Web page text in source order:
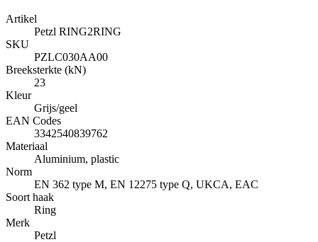
Artikel
Petzl RING2RING
SKU
PZLC030AA00
Breeksterkte (kN)
23
Kleur
Grijs/geel
EAN Codes
3342540839762
Materiaal
Aluminium, plastic
Norm
EN 362 type M, EN 12275 type Q, UKCA, EAC
Soort haak
Ring
Merk
Petzl